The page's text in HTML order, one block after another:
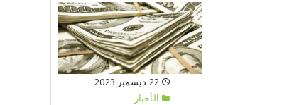
الأخبار